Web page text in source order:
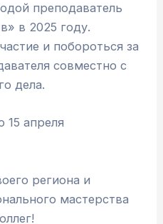
преподаватель
в 2025 году.
и побороться за
совместно с
дела.
15 апреля
региона и
мастерства